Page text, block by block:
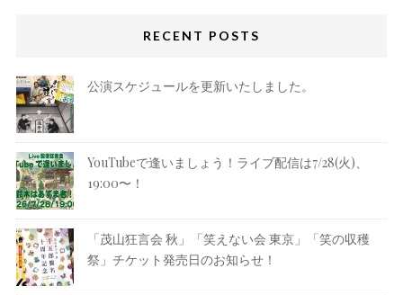
RECENT POSTS
公演スケジュールを更新いたしました。
YouTubeで逢いましょう！ライブ配信は7/28(火)、
19:00〜！
「茂山狂言会 秋」「笑えない会 東京」「笑の収穫
祭」チケット発売日のお知らせ！